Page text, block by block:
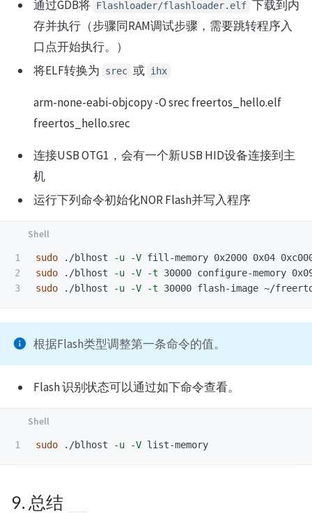
通过GDB将 Flashloader/flashloader.elf 下载到内
存并执行（步骤同RAM调试步骤，需要跳转程序入
口点开始执行。）
将ELF转换为
srec 或 ihx
arm-none-eabi-objcopy -O srec freertos_hello.elf
freertos_hello.srec
连接USB OTG1，会有一个新USB HID设备连接到主
机
运行下列命令初始化NOR Flash并写入程序
1
2
sudo ./blhost -u
-V
sudo ./blhost -u -V
-t
sudo ./blhost -u -V -t
根据Flash类型调整第一条命令的值。
Flash 识别状态可以通过如下命令查看。
sudo ./blhost -u -V
9. 总结